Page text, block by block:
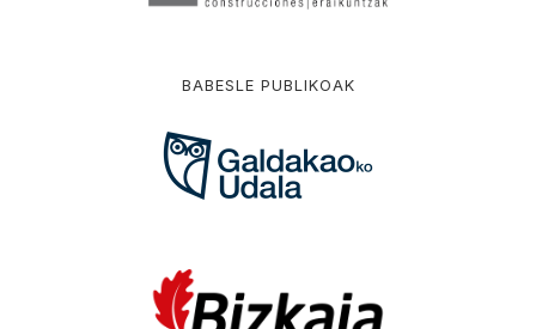
BABESLE PUBLIKOAK